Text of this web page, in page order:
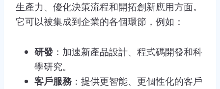
生產力、優化決策流程和開拓創新應用方面。
它可以被集成到企業的各個環節，例如：
研發 ：加速新產品設計、程式碼開發和科
學研究。
客戶服務 ：提供更智能、更個性化的客戶